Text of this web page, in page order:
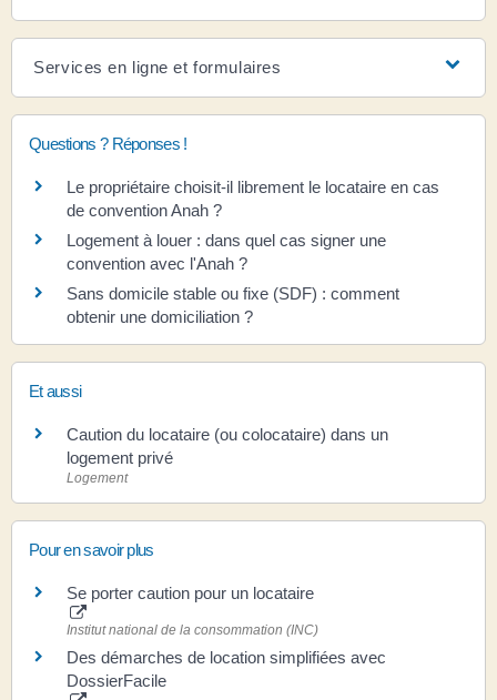
Services en ligne et formulaires
Questions ? Réponses !
Le propriétaire choisit-il librement le locataire en cas
de convention Anah ?
Logement à louer : dans quel cas signer une
convention avec l'Anah ?
Sans domicile stable ou fixe (SDF) : comment
obtenir une domiciliation ?
Et aussi
Caution du locataire (ou colocataire) dans un
logement privé
Logement
Pour en savoir plus
Se porter caution pour un locataire
Institut national de la consommation (INC)
Des démarches de location simplifiées avec
DossierFacile